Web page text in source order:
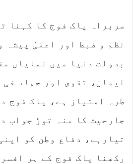
سربراہ پاک فوج کا کہنا
نظم و ضبط اور اعلیٰ پیشہ
بدولت دنیا میں نمایاں
ایمان، تقوی اور جہاد
طرہ امتیاز ہے، پاک فوج
جارحیت کا منہ توڑ جواب
تیارہے، دفاع وطن کو
رکھنا پاک فوج کے ہر